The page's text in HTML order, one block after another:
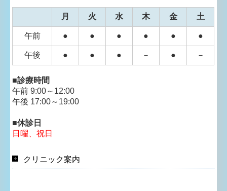
クリニック案内
月 火 水 木 金 土
午前 ● ● ● ● ● ●
午後 ● ● ● － ● －
■診療時間
午前 9:00～12:00
午後 17:00～19:00
■休診日
日曜、祝日